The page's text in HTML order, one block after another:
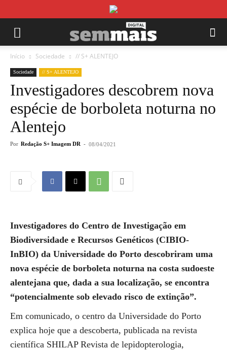
Início Sociedade // S+ ALENTEJO
Sociedade // S+ ALENTEJO
Investigadores descobrem nova
espécie de borboleta noturna no
Alentejo
Por Redação S+ Imagem DR - 08/04/2021
Investigadores do Centro de Investigação em
Biodiversidade e Recursos Genéticos (CIBIO-
InBIO) da Universidade do Porto descobriram uma
nova espécie de borboleta noturna na costa sudoeste
alentejana que, dada a sua localização, se encontra
“potencialmente sob elevado risco de extinção”.
Em comunicado, o centro da Universidade do Porto
explica hoje que a descoberta, publicada na revista
científica SHILAP Revista de lepidopterologia,